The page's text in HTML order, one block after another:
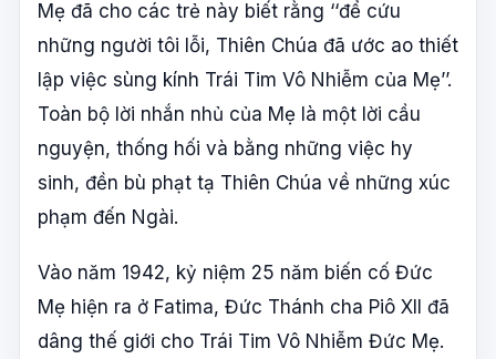
Mẹ đã cho các trẻ này biết rằng ‘‘để cứu
những người tôi lỗi, Thiên Chúa đã ước ao thiết
lập việc sùng kính Trái Tim Vô Nhiễm của Mẹ’’.
Toàn bộ lời nhắn nhủ của Mẹ là một lời cầu
nguyện, thống hối và bằng những việc hy
sinh, đền bù phạt tạ Thiên Chúa về những xúc
phạm đến Ngài.
Vào năm 1942, kỷ niệm 25 năm biến cố Đức
Mẹ hiện ra ở Fatima, Đức Thánh cha Piô XII đã
dâng thế giới cho Trái Tim Vô Nhiễm Đức Mẹ.